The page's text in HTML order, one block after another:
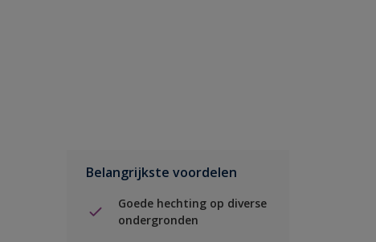
Belangrijkste voordelen
Goede hechting op diverse
ondergronden